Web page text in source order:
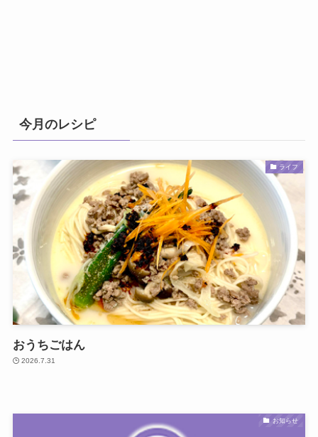
今月のレシピ
ライフ
おうちごはん
2026.7.31
お知らせ